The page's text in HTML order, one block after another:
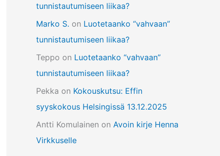
tunnistautumiseen liikaa?
Marko S. on Luotetaanko “vahvaan”
tunnistautumiseen liikaa?
Teppo on Luotetaanko “vahvaan”
tunnistautumiseen liikaa?
Pekka on Kokouskutsu: Effin
syyskokous Helsingissä 13.12.2025
Antti Komulainen on Avoin kirje Henna
Virkkuselle